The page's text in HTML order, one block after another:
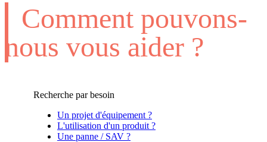
Comment pouvons-
nous vous aider ?
Recherche par besoin
Un projet d'équipement ?
L'utilisation d'un produit ?
Une panne / SAV ?